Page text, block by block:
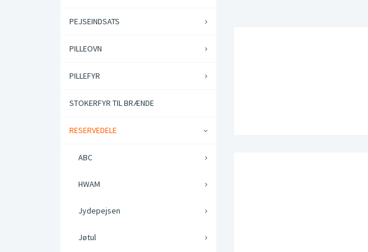
PEJSEINDSATS
PILLEOVN
PILLEFYR
STOKERFYR TIL BRÆNDE
RESERVEDELE
ABC
HWAM
Jydepejsen
Jøtul